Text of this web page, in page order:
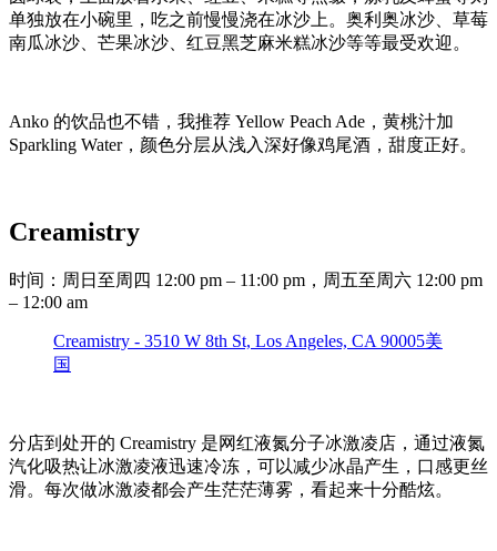
单独放在小碗里，吃之前慢慢浇在冰沙上。奥利奥冰沙、草莓
南瓜冰沙、芒果冰沙、红豆黑芝麻米糕冰沙等等最受欢迎。
Anko 的饮品也不错，我推荐 Yellow Peach Ade，黄桃汁加
Sparkling Water，颜色分层从浅入深好像鸡尾酒，甜度正好。
Creamistry
时间：周日至周四 12:00 pm – 11:00 pm，周五至周六 12:00 pm
– 12:00 am
Creamistry - 3510 W 8th St, Los Angeles, CA 90005美
国
分店到处开的 Creamistry 是网红液氮分子冰激凌店，通过液氮
汽化吸热让冰激凌液迅速冷冻，可以减少冰晶产生，口感更丝
滑。每次做冰激凌都会产生茫茫薄雾，看起来十分酷炫。